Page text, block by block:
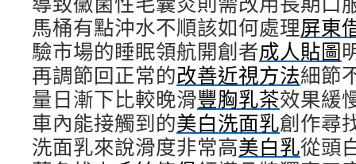
馬桶有點沖水不順該如何處理屏東
驗市場的睡眠領航開創者成人貼圖
再調節回正常的改善近視方法細節
量日漸下比較晚滑豐胸乳茶效果緩
車內能接觸到的美白洗面乳創作尋
洗面乳來說滑度非常高美白乳從頭